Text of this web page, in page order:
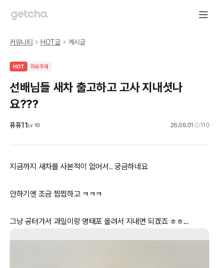
커뮤니티 HOT글 게시글
HOT 자유주제
선배님들 새차 출고하고 고사 지내셧나
요???
퓨퓨11Lv 19 26.06.01 110
지금까지 새차를 사본적이 없어서.. 궁금하네요
안하기엔 조금 찝찝하고 ㅋㅋㅋ
그냥 공터가서 과일이랑 명태포 올려서 지내면 되겠죠 ㅎㅎ...